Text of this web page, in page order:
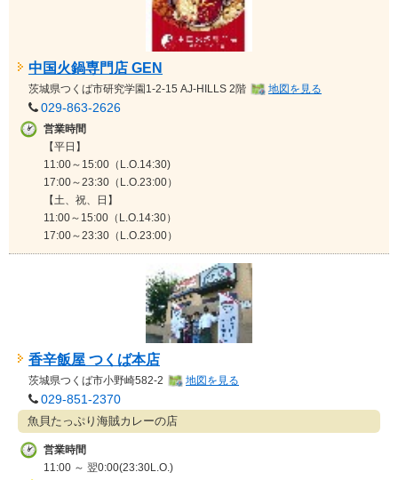
中国火鍋専門店 GEN
茨城県つくば市研究学園1-2-15 AJ-HILLS 2階 地図を見る
029-863-2626
営業時間
【平日】
11:00～15:00（L.O.14:30)
17:00～23:30（L.O.23:00）
【土、祝、日】
11:00～15:00（L.O.14:30）
17:00～23:30（L.O.23:00）
香辛飯屋 つくば本店
茨城県つくば市小野崎582-2 地図を見る
029-851-2370
魚貝たっぷり海賊カレーの店
営業時間
11:00 ～ 翌0:00(23:30L.O.)